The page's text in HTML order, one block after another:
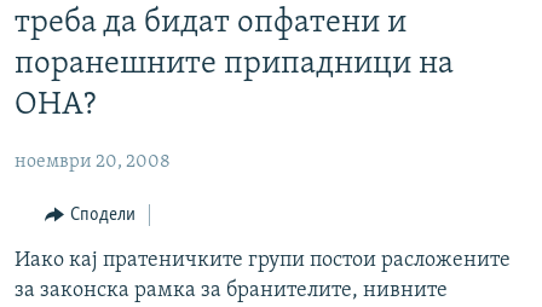
Оди
главната
навигација
на
ВИЗУЕЛНО
ВЕСТИ
ПРИЈАВИ СЕ ЗА ЊУЗЛЕТЕР
ПОДКАСТ ЗОШТО?
СЛЕДЕТЕ НЕ
треба да бидат опфатени и
поранешните припадници на
ОНА?
ноември 20, 2008
Сподели
Иако кај пратеничките групи постои расложените
за законска рамка за бранителите, нивните